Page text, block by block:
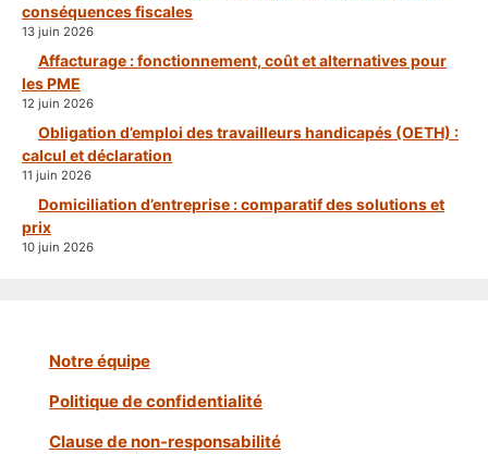
conséquences fiscales
13 juin 2026
Affacturage : fonctionnement, coût et alternatives pour
les PME
12 juin 2026
Obligation d’emploi des travailleurs handicapés (OETH) :
calcul et déclaration
11 juin 2026
Domiciliation d’entreprise : comparatif des solutions et
prix
10 juin 2026
Notre équipe
Politique de confidentialité
Clause de non-responsabilité